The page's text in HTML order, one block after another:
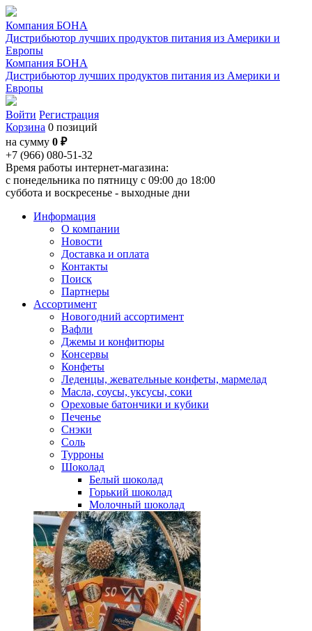
Компания БОНА
Дистрибьютор лучших продуктов питания из Америки и
Европы
Компания БОНА
Дистрибьютор лучших продуктов питания из Америки и
Европы
Войти Регистрация
Корзина 0 позиций
на сумму 0 ₽
+7 (966) 080-51-32
Время работы интернет-магазина:
с понедельника по пятницу с 09:00 до 18:00
суббота и воскресенье - выходные дни
Информация
О компании
Новости
Доставка и оплата
Контакты
Поиск
Партнеры
Ассортимент
Новогодний ассортимент
Вафли
Джемы и конфитюры
Консервы
Конфеты
Леденцы, жевательные конфеты, мармелад
Масла, соусы, уксусы, соки
Ореховые батончики и кубики
Печенье
Снэки
Соль
Турроны
Шоколад
Белый шоколад
Горький шоколад
Молочный шоколад